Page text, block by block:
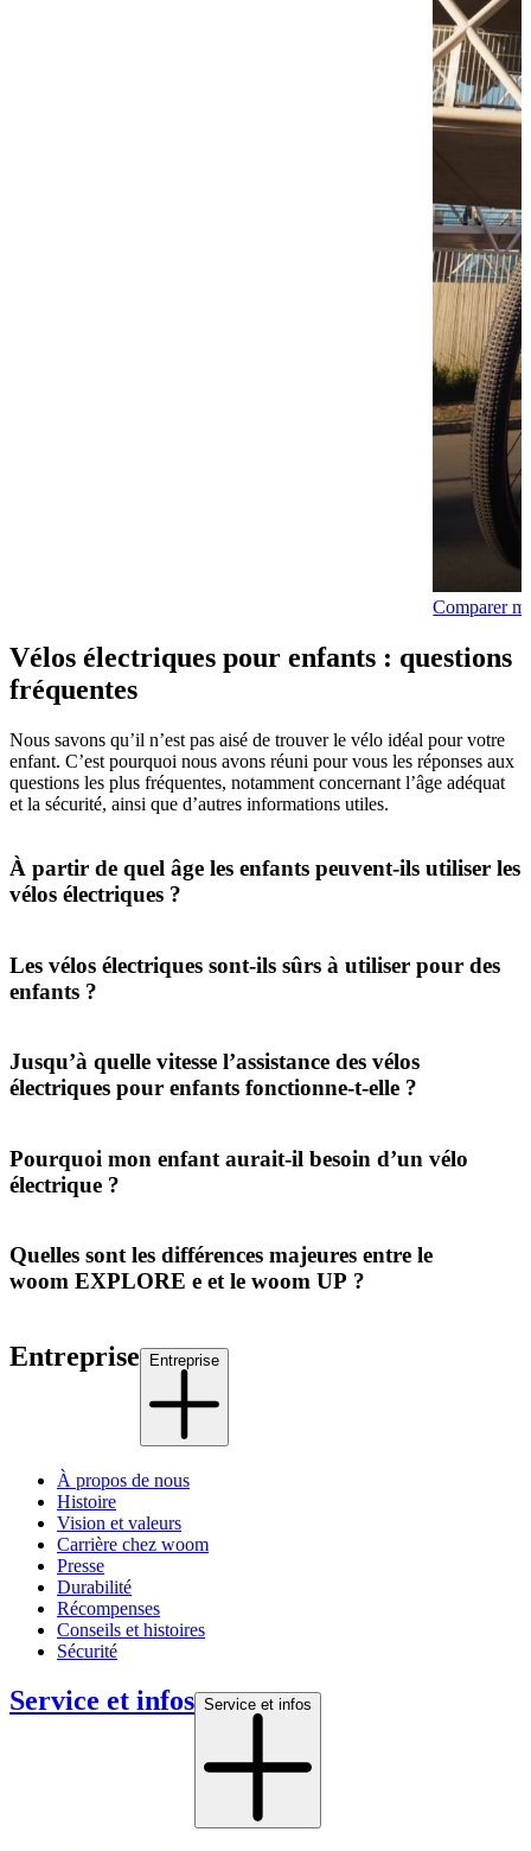
Comparer
Vélos électriques pour enfants : questions
fréquentes
Nous savons qu’il n’est pas aisé de trouver le vélo idéal pour votre
enfant. C’est pourquoi nous avons réuni pour vous les réponses aux
questions les plus fréquentes, notamment concernant l’âge adéquat
et la sécurité, ainsi que d’autres informations utiles.
À partir de quel âge les enfants peuvent-ils utiliser les
vélos électriques ?
Les vélos électriques sont-ils sûrs à utiliser pour des
enfants ?
Jusqu’à quelle vitesse l’assistance des vélos
électriques pour enfants fonctionne-t-elle ?
Pourquoi mon enfant aurait-il besoin d’un vélo
électrique ?
Quelles sont les différences majeures entre le
woom EXPLORE e et le woom UP ?
Entreprise Entreprise
À propos de nous
Histoire
Vision et valeurs
Carrière chez woom
Presse
Durabilité
Récompenses
Conseils et histoires
Sécurité
Service et infos Service et infos